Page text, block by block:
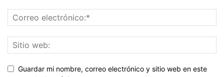
Guardar mi nombre, correo electrónico y sitio web en este